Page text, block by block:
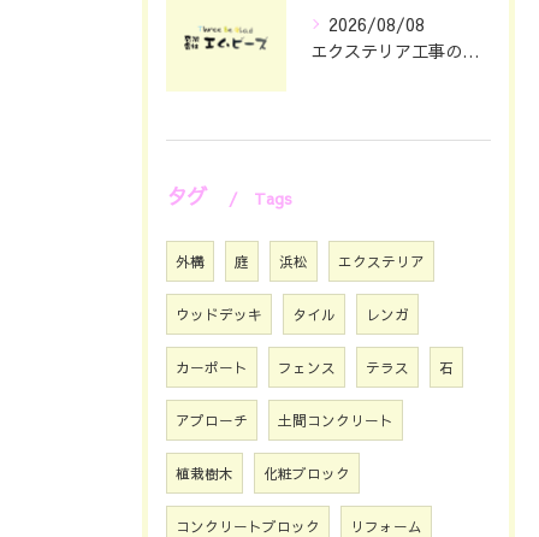
2026/08/08
エクステリア工事の理想を静岡県浜松市で叶える費用とデザインのポイント
タグ Tags
外構 庭 浜松 エクステリア
ウッドデッキ タイル レンガ
カーポート フェンス テラス 石
アプローチ 土間コンクリート
植栽樹木 化粧ブロック
コンクリートブロック リフォーム